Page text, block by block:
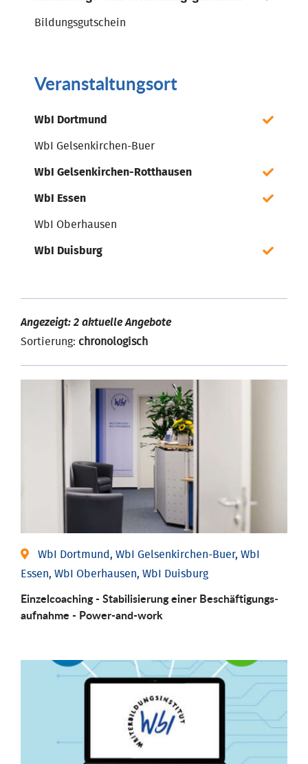
Bildungsgutschein
Veranstaltungsort
WbI Dortmund
WbI Gelsenkirchen-Buer
WbI Gelsenkirchen-Rotthausen
WbI Essen
WbI Oberhausen
WbI Duisburg
Angezeigt: 2 aktuelle Angebote
Sortierung: chronologisch
WbI Dortmund, WbI Gelsenkirchen-Buer, WbI
Essen, WbI Oberhausen, WbI Duisburg
Einzel­coaching - Stabili­sierung einer Be­schäftigungs­
aufnahme - Power-and-work